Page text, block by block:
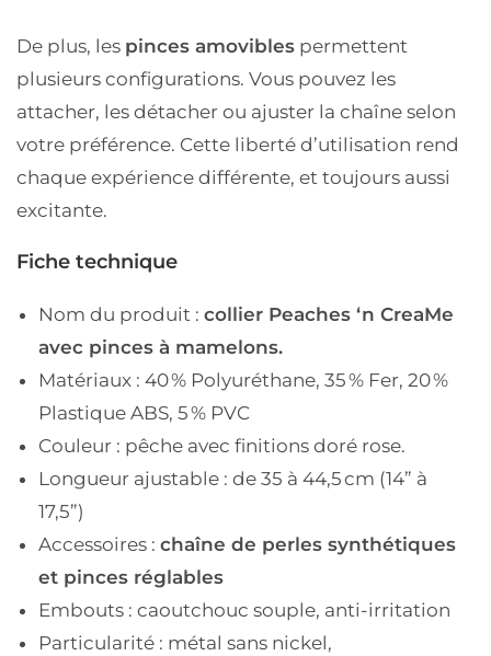
De plus, les pinces amovibles permettent
plusieurs configurations. Vous pouvez les
attacher, les détacher ou ajuster la chaîne selon
votre préférence. Cette liberté d’utilisation rend
chaque expérience différente, et toujours aussi
excitante.
Fiche technique
Nom du produit : collier Peaches ‘n CreaMe
avec pinces à mamelons.
Matériaux : 40 % Polyuréthane, 35 % Fer, 20 %
Plastique ABS, 5 % PVC
Couleur : pêche avec finitions doré rose.
Longueur ajustable : de 35 à 44,5 cm (14” à
17,5”)
Accessoires : chaîne de perles synthétiques
et pinces réglables
Embouts : caoutchouc souple, anti-irritation
Particularité : métal sans nickel,